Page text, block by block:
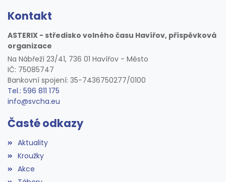
Kontakt
ASTERIX - středisko volného času Havířov, příspěvková
organizace
Na Nábřeží 23/41, 736 01 Havířov - Město
IČ: 75085747
Bankovní spojení: 35-7436750277/0100
Tel.: 596 811 175
info@svcha.eu
Časté odkazy
Aktuality
Kroužky
Akce